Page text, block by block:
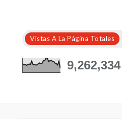
Vistas A La Página Totales
9,262,334